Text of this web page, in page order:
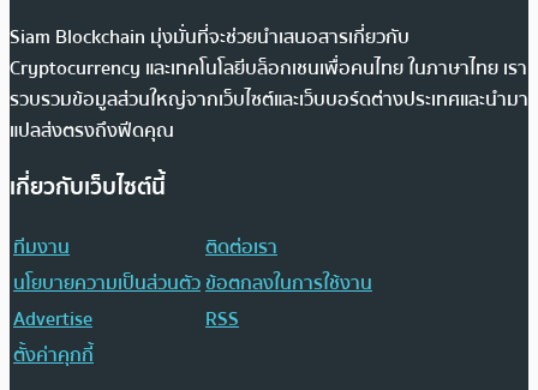
Siam Blockchain มุ่งมั่นที่จะช่วยนำเสนอสารเกี่ยวกับ
Cryptocurrency และเทคโนโลยีบล็อกเชนเพื่อคนไทย ในภาษาไทย เรา
รวบรวมข้อมูลส่วนใหญ่จากเว็บไซต์และเว็บบอร์ดต่างประเทศและนำมา
แปลส่งตรงถึงฟีดคุณ
เกี่ยวกับเว็บไซต์นี้
ทีมงาน
ติดต่อเรา
นโยบายความเป็นส่วนตัวข้อตกลงในการใช้งาน
Advertise
RSS
ตั้งค่าคุกกี้